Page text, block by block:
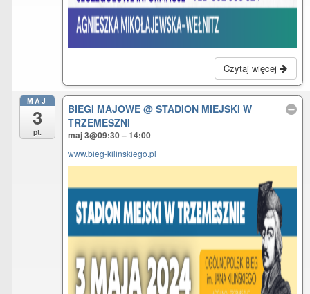
Czytaj więcej
MAJ
3
pt.
BIEGI MAJOWE@ STADION MIEJSKI W
TRZEMESZNI
maj 3@09:30 – 14:00
www.bieg-kilinskiego.pl